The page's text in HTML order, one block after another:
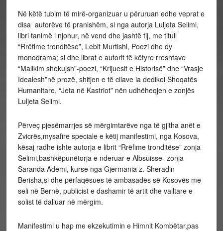
Në këtë tubim të mirë-organizuar u përuruan edhe veprat e
disa autorëve të pranishëm, si nga autorja Luljeta Selimi,
libri tanimë i njohur, në vend dhe jashtë tij, me titull
“Rrëfime tronditëse”, Lebit Murtishi, Poezi dhe dy
monodrama; si dhe librat e autorit të këtyre rreshtave
“Mallkim shekujsh”-poezi, “Krijuesit e Historisë” dhe “Vrasje
Idealesh”në prozë, shitjen e të cilave ia dedikoi Shoqatës
Humanitare, “Jeta në Kastriot” nën udhëheqjen e zonjës
Luljeta Selimi.
Përveç pjesëmarrjes së mërgimtarëve nga të gjitha anët e
Zvicrës,mysafire speciale e këtij manifestimi, nga Kosova,
kësaj radhe ishte autorja e librit “Rrëfime tronditëse” zonja
Selimi,bashkëpunëtorja e nderuar e Albsuisse- zonja
Saranda Ademi, kurse nga Gjermania z. Sheradin
Berisha,si dhe përfaqësues të ambasadës së Kosovës me
seli në Bernë, publicist e dashamir të artit dhe valltare e
solist të dalluar në mërgim.
Manifestimi u hap me ekzekutimin e Himnit Kombëtar,pas